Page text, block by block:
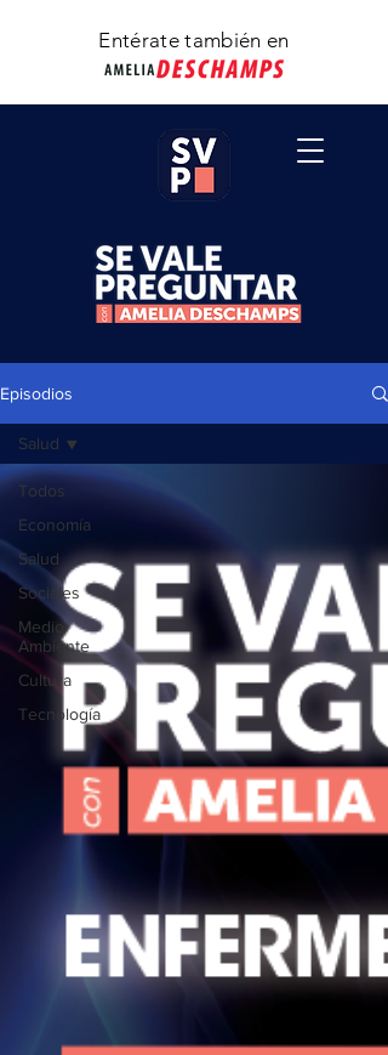
Entératetambién en
Episodios
Todos
Economía
Salud
Sociales
Medio
Ambiente
Cultura
Tecnología
Salud